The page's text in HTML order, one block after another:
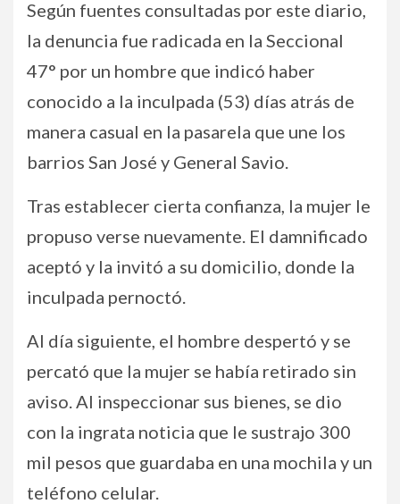
Según fuentes consultadas por este diario,
la denuncia fue radicada en la Seccional
47° por un hombre que indicó haber
conocido a la inculpada (53) días atrás de
manera casual en la pasarela que une los
barrios San José y General Savio.
Tras establecer cierta confianza, la mujer le
propuso verse nuevamente. El damnificado
aceptó y la invitó a su domicilio, donde la
inculpada pernoctó.
Al día siguiente, el hombre despertó y se
percató que la mujer se había retirado sin
aviso. Al inspeccionar sus bienes, se dio
con la ingrata noticia que le sustrajo 300
mil pesos que guardaba en una mochila y un
teléfono celular.